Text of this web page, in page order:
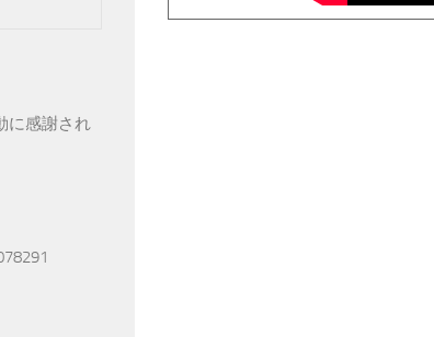
に感謝され